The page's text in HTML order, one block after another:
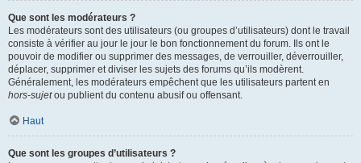
Que sont les modérateurs ?
Les modérateurs sont des utilisateurs (ou groupes d’utilisateurs) dont le travail
consiste à vérifier au jour le jour le bon fonctionnement du forum. Ils ont le
pouvoir de modifier ou supprimer des messages, de verrouiller, déverrouiller,
déplacer, supprimer et diviser les sujets des forums qu’ils modèrent.
Généralement, les modérateurs empêchent que les utilisateurs partent en
hors-sujetou publient du contenu abusif ou offensant.
Haut
Que sont les groupes d’utilisateurs ?